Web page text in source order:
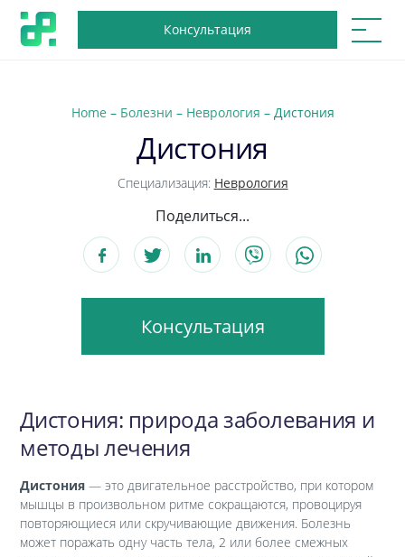
Консультация
Home – Болезни – Неврология –Дистония
Дистония
Специализация: Неврология
Поделиться...
Консультация
Дистония: природа заболевания и
методы лечения
Дистония — это двигательное расстройство, при котором
мышцы в произвольном ритме сокращаются, провоцируя
повторяющиеся или скручивающие движения. Болезнь
может поражать одну часть тела, 2 или более смежных